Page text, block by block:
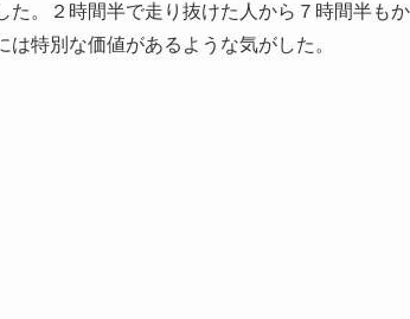
た。２時間半で走り抜けた人から７時間半も
特別な価値があるような気がした。